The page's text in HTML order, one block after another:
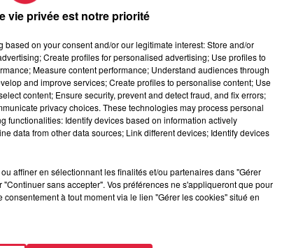
(7-8, 14-15, 21-22), 80 000 billets
et sur l'application l'Assitant SNCF.
vie privée est notre priorité
based on your consent and/or our legitimate interest: Store and/or
Create profiles for personalised advertising; Use profiles to
Measure content performance; Understand audiences through
and improve services; Create profiles to personalise content; Use
content; Ensure security, prevent and detect fraud, and fix errors;
privacy choices. These technologies may process personal
functionalities: Identify devices based on information actively
data from other data sources; Link different devices; Identify devices
affiner en sélectionnant les finalités et/ou partenaires dans "Gérer
sans accepter". Vos préférences ne s'appliqueront que pour
à tout moment via le lien "Gérer les cookies" situé en